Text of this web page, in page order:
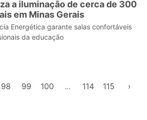
a iluminação de cerca de 300
em Minas Gerais
Energética garante salas confortáveis
da educação
98 99 100 ... 114 115 ›